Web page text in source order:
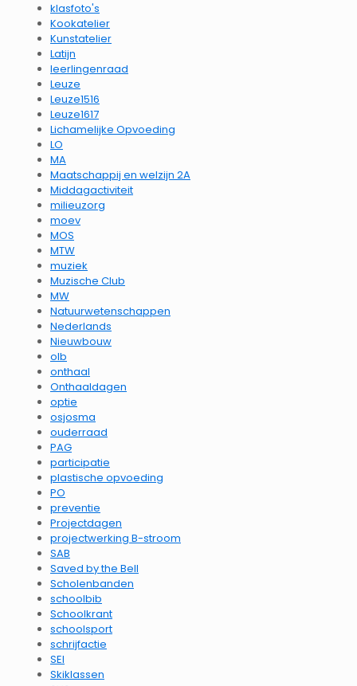
klasfoto's
Kookatelier
Kunstatelier
Latijn
leerlingenraad
Leuze
Leuze1516
Leuze1617
Lichamelijke Opvoeding
LO
MA
Maatschappij en welzijn 2A
Middagactiviteit
milieuzorg
moev
MOS
MTW
muziek
Muzische Club
MW
Natuurwetenschappen
Nederlands
Nieuwbouw
olb
onthaal
Onthaaldagen
optie
osjosma
ouderraad
PAG
participatie
plastische opvoeding
PO
preventie
Projectdagen
projectwerking B-stroom
SAB
Saved by the Bell
Scholenbanden
schoolbib
Schoolkrant
schoolsport
schrijfactie
SEI
Skiklassen